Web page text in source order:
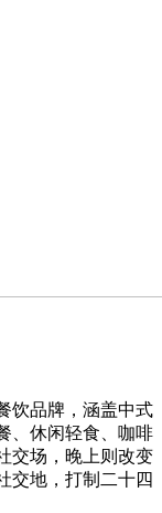
品牌，涵盖中式
、休闲轻食、咖啡
交场，晚上则改变
交地，打制二十四